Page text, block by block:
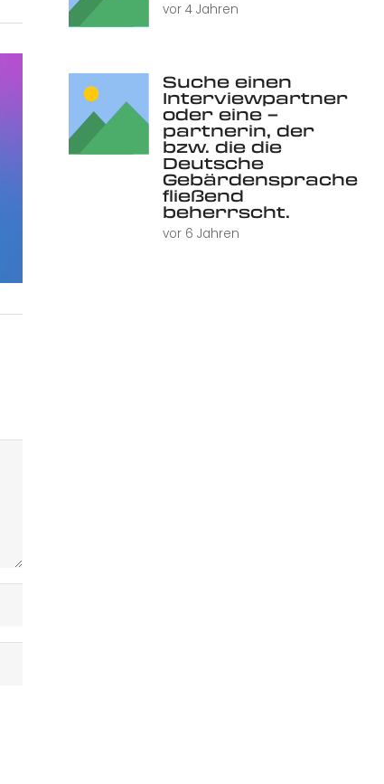
vor 4 Jahren
Suche einen
Interviewpartner
oder eine –
partnerin, der
bzw. die die
Deutsche
Gebärdensprache
fließend
beherrscht.
vor 6 Jahren